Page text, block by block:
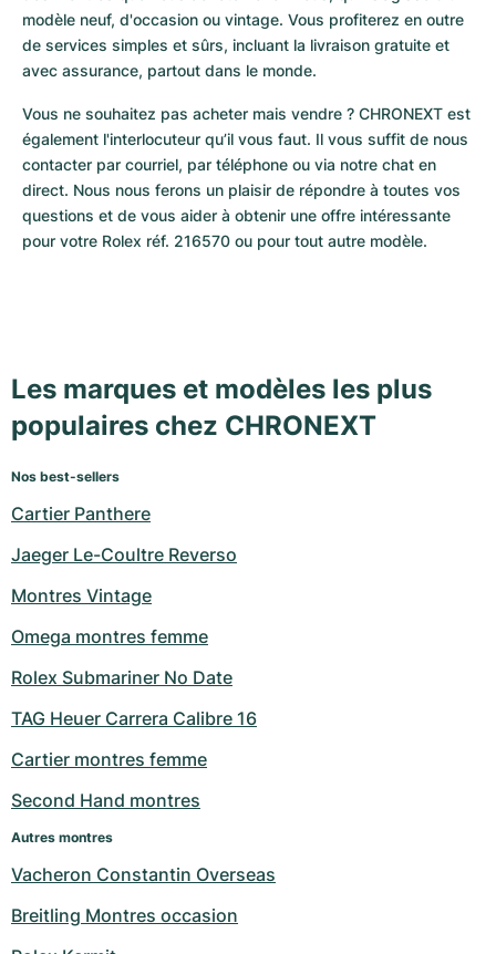
modèle neuf, d'occasion ou vintage. Vous profiterez en outre
de services simples et sûrs, incluant la livraison gratuite et
avec assurance, partout dans le monde.
Vous ne souhaitez pas acheter mais vendre ? CHRONEXT est
également l'interlocuteur qu’il vous faut. Il vous suffit de nous
contacter par courriel, par téléphone ou via notre chat en
direct. Nous nous ferons un plaisir de répondre à toutes vos
questions et de vous aider à obtenir une offre intéressante
pour votre Rolex réf. 216570 ou pour tout autre modèle.
Les marques et modèles les plus
populaires chez CHRONEXT
Nos best-sellers
Cartier Panthere
Jaeger Le-Coultre Reverso
Montres Vintage
Omega montres femme
Rolex Submariner No Date
TAG Heuer Carrera Calibre 16
Cartier montres femme
Second Hand montres
Autres montres
Vacheron Constantin Overseas
Breitling Montres occasion